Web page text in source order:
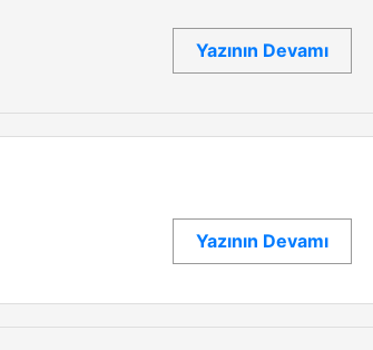
Yazının Devamı
Yazının Devamı